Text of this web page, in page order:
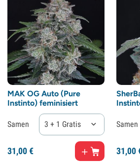
MAK OG Auto (Pure
Instinto) feminisiert
Samen 3 + 1 Gratis
31,00€
Samen
31,00